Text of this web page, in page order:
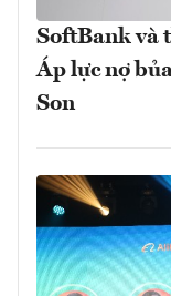
SoftBank và
Áp lực nợ
Son